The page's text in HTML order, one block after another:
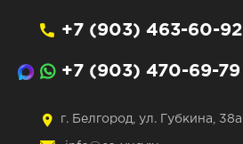
+7 (903) 463-60-92
+7 (903) 470-69-79
г. Белгород, ул. Губкина, 38а